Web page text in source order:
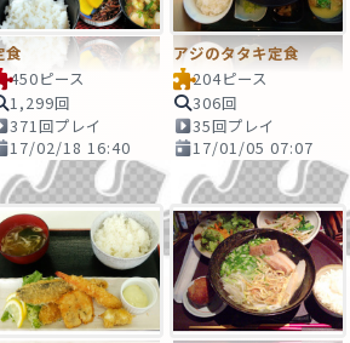
食
450ピース
1,299回
371回プレイ
17/02/18 16:40
アジのタタキ定食
204ピース
306回
35回プレイ
17/01/05 07:07